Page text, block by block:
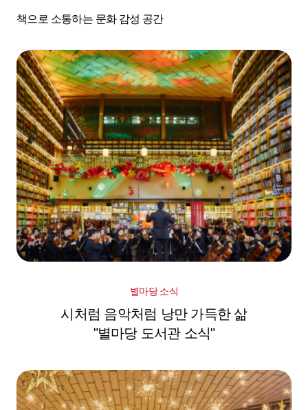
책으로 소통하는 문화 감성 공간
별마당 소식
시처럼 음악처럼 낭만 가득한 삶
"별마당 도서관 소식"